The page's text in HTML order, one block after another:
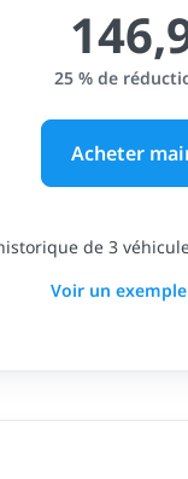
25 % de
Acheter
de 3
Voir un